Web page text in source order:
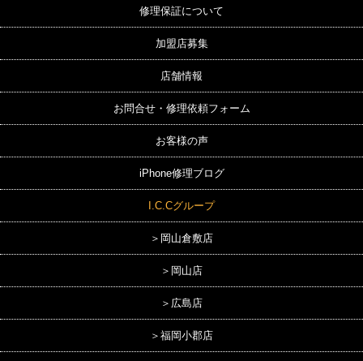
修理保証について
加盟店募集
店舗情報
お問合せ・修理依頼フォーム
お客様の声
iPhone修理ブログ
I.C.Cグループ
＞岡山倉敷店
＞岡山店
＞広島店
＞福岡小郡店